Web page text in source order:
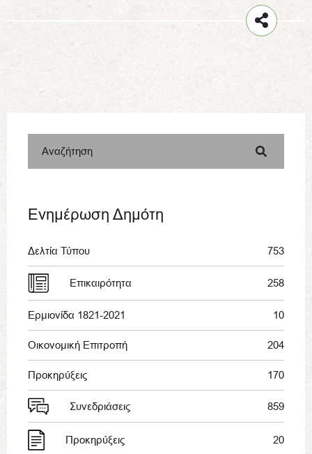
Αναζήτηση
Ενημέρωση Δημότη
Δελτία Τύπου 753
Επικαιρότητα 258
Ερμιονίδα 1821-2021 10
Οικονομική Επιτροπή 204
Προκηρύξεις 170
Συνεδριάσεις 859
Προκηρύξεις 20